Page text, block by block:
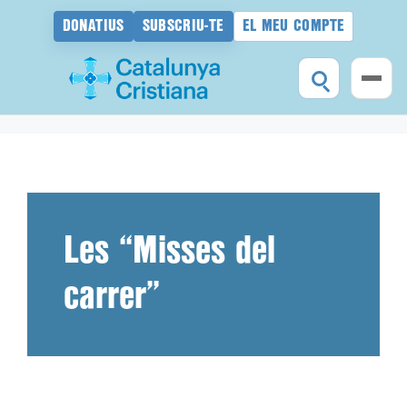
DONATIUS SUBSCRIU-TE EL MEU COMPTE
Les “Misses del
carrer”